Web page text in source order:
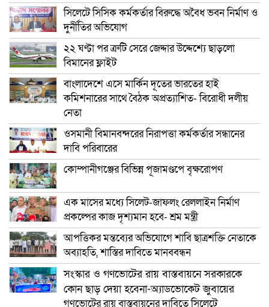
সিলেটে সিসিক কর্মকর্তার বিরুদ্ধে অবৈধ ভবন নির্মাণ ও
দুর্নীতির অভিযোগ
২২ ঘণ্টা পর ত্রুটি সেরে জেদ্দার উদ্দেশ্যে ছাড়লো
বিমানের ফ্লাইট
বাংলাদেশে এসে মার্কিন দূতের ভারতের হাই
কমিশনারের সাথে বৈঠক অপ্রত্যাশিত- বিরোধী দলীয়
নেতা
ওসমানী বিমানবন্দরের নিরাপত্তা কর্মকর্তার সন্ধানের
দাবি পরিবারের
কোম্পানীগঞ্জের বিভিন্ন পূজামণ্ডপে বৃক্ষরোপণ
এক মাসের মধ্যে সিলেট-জাফলং রেললাইন নির্মাণ
প্রকল্পের কাজ দৃশ্যমান হবে- শ্রম মন্ত্রী
আপত্তিকর মন্তব্যের অভিযোগে শাবি ছাত্রশক্তি নেতাকে
অব্যাহতি, শাস্তির দাবিতে মানববন্ধন
সংস্কার ও গণভোটের রায় বাস্তবায়নে সরকারকে
কোন ছাড় দেয়া হবেনা-অ্যাডভোকেট জুবায়ের
গণভোটের রায় বাস্তবায়নের দাবিতে সিলেটে